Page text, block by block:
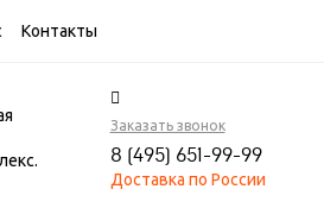
Контакты
Заказать звонок
8 (495) 651-99-99
Доставка по России